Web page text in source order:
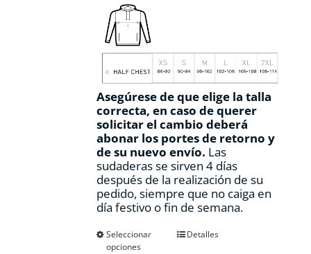
Asegúrese de que elige la talla
correcta, en caso de querer
solicitar el cambio deberá
abonar los portes de retorno y
de su nuevo envío. Las
sudaderas se sirven 4 días
después de la realización de su
pedido, siempre que no caiga en
día festivo o fin de semana.
Seleccionar
opciones
EsteDetalles